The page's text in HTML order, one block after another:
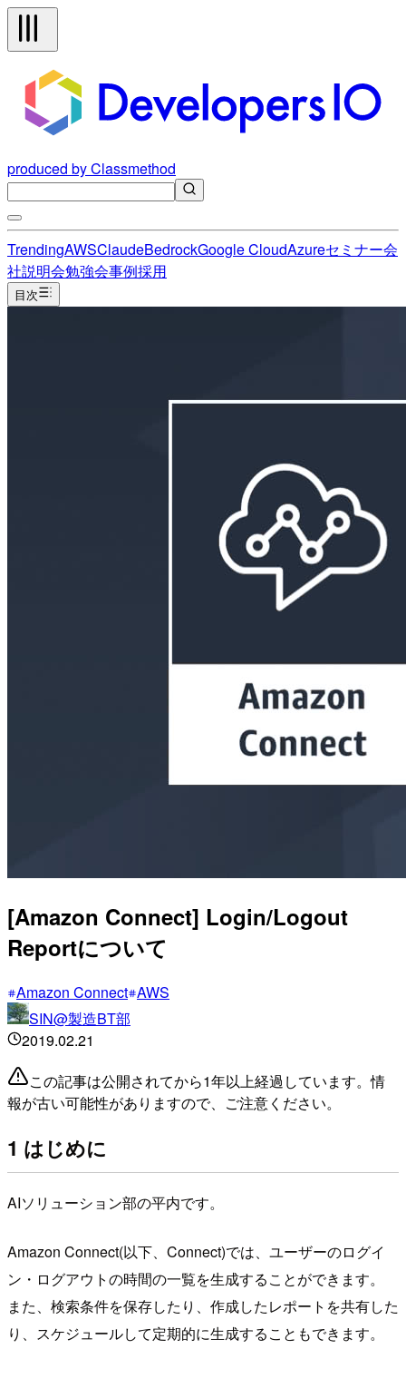
produced by Classmethod
TrendingAWSClaudeBedrockGoogle CloudAzureセミナー会
社説明会勉強会事例採用
目次
[Amazon Connect] Login/Logout
Reportについて
Amazon Connect AWS
SIN@製造BT部
2019.02.21
この記事は公開されてから1年以上経過しています。情
報が古い可能性がありますので、ご注意ください。
1 はじめに
AIソリューション部の平内です。
Amazon Connect(以下、Connect)では、ユーザーのログイ
ン・ログアウトの時間の一覧を生成することができます。
また、検索条件を保存したり、作成したレポートを共有した
り、スケジュールして定期的に生成することもできます。